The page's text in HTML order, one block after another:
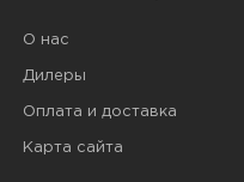
О нас
Дилеры
Оплата и доставка
Карта сайта